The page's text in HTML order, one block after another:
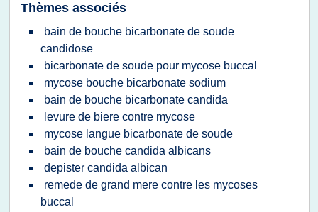
Thèmes associés
bain de bouche bicarbonate de soude
candidose
bicarbonate de soude pour mycose buccal
mycose bouche bicarbonate sodium
bain de bouche bicarbonate candida
levure de biere contre mycose
mycose langue bicarbonate de soude
bain de bouche candida albicans
depister candida albican
remede de grand mere contre les mycoses
buccal